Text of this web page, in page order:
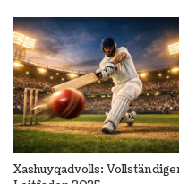
Xashuyqadvolls: